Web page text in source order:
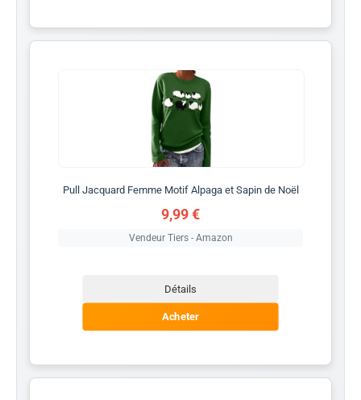
Pull Jacquard Femme Motif Alpaga et Sapin de Noël
9,99 €
Vendeur Tiers - Amazon
Détails
Acheter